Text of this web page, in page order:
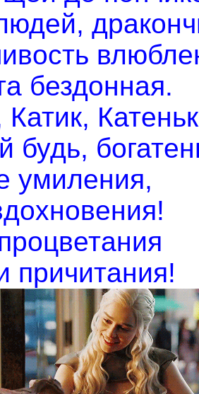
бездонная.
будь,
умиления,
причитания!